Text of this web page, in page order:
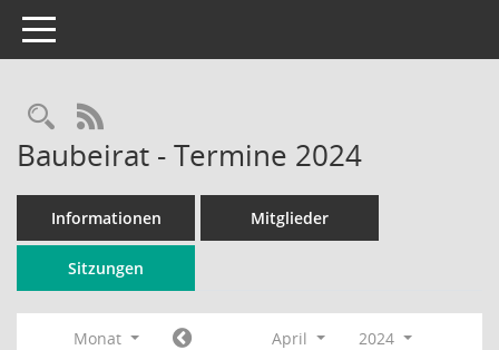
Toggle navigation
Rechercheauswahl
RSS-Feed
Baubeirat - Termine 2024
Informationen Mitglieder
Sitzungen
Monat April
2024